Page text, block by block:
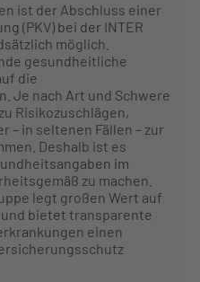
ist der Abschluss einer
(PKV) bei der INTER
möglich.
gesundheitliche
die
Je nach Art und Schwere
Risikozuschlägen,
– in seltenen Fällen – zur
Deshalb ist es
im
zu machen.
legt großen Wert auf
bietet transparente
einen